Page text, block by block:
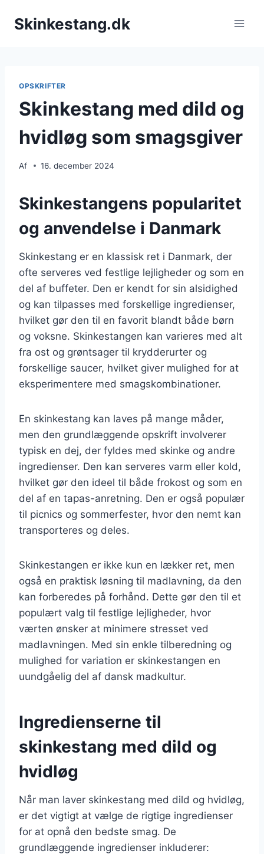
Skinkestang.dk
OPSKRIFTER
Skinkestang med dild og
hvidløg som smagsgiver
Af 16. december 2024
Skinkestangens popularitet
og anvendelse i Danmark
Skinkestang er en klassisk ret i Danmark, der
ofte serveres ved festlige lejligheder og som en
del af buffeter. Den er kendt for sin alsidighed
og kan tilpasses med forskellige ingredienser,
hvilket gør den til en favorit blandt både børn
og voksne. Skinkestangen kan varieres med alt
fra ost og grøntsager til krydderurter og
forskellige saucer, hvilket giver mulighed for at
eksperimentere med smagskombinationer.
En skinkestang kan laves på mange måder,
men den grundlæggende opskrift involverer
typisk en dej, der fyldes med skinke og andre
ingredienser. Den kan serveres varm eller kold,
hvilket gør den ideel til både frokost og som en
del af en tapas-anretning. Den er også populær
til picnics og sommerfester, hvor den nemt kan
transporteres og deles.
Skinkestangen er ikke kun en lækker ret, men
også en praktisk løsning til madlavning, da den
kan forberedes på forhånd. Dette gør den til et
populært valg til festlige lejligheder, hvor
værten ønsker at minimere stresset ved
madlavningen. Med sin enkle tilberedning og
mulighed for variation er skinkestangen en
uundgåelig del af dansk madkultur.
Ingredienserne til
skinkestang med dild og
hvidløg
Når man laver skinkestang med dild og hvidløg,
er det vigtigt at vælge de rigtige ingredienser
for at opnå den bedste smag. De
grundlæggende ingredienser inkluderer: